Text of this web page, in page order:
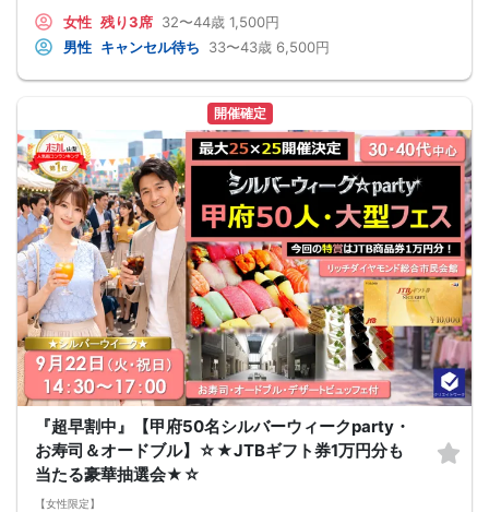
前半はグループで雰囲気に慣れながら交流し、後半は個別トークでじっくりお話
しできます。にぎやかすぎず、かしこまりすぎない流れで、お相手の人柄を知り
やすいイベントです。
・30代40代前半中心で、落ち着いて話しやすい
・グループトークと個別トークの両方で自然に交流できる！
📋 【イベント概要】
所要時間： 約2時間15分
進行形式： グループトーク ＋ 個別トーク
ご飲食： あり（お食事付き）
対象： 男性33～43歳、女性32～44歳くらいの独身男女
最少催行人数： 男女各5対5から開催
⚠️ 注意事項【キャンセルポリシー】
開催前日までに最小催行人数（5対5）に満たない場合は中止となります。不催行
の際は前日までにご連絡いたします（急なキャンセルによる不催行時も都度ご連
絡します）。
3日前より発生するキャンセル料については、運営上キャンセル料（活動費）が発
生することがございます。（一般参加費100％）
一度お申し込みをされたパーティーをキャンセルする場合：オミカレのシステム
上「キャンセル処理料（2,000円）」が発生します。
※一度キャンセルしたパーティーを再度ご予約された場合でも、≪キャンセル処理
の回数≫に応じてキャンセル処理費が発生いたします。
キャンセル料の支払いは銀行振り込みとなります。（後日振込先をご連絡させて
頂きます）
申し込み完了はメールにて送らせて頂いております。メールが届かない場合（Ｐ
Ｃからの受信拒否設定やセキュリティレベルなど）は必ず再度問い合わせをする
ようにお願いいたします。
メールの確認ミスによるキャンセルはキャンセル料発生対象となってしまいま
す。ご注意ください。
女性 残り3席 32〜44歳 1,500円
男性 キャンセル待ち 33〜43歳 6,500円
開催確定
『超早割中』【甲府50名シルバーウィークparty・
お寿司＆オードブル】☆★JTBギフト券1万円分も
当たる豪華抽選会★☆
【女性限定】